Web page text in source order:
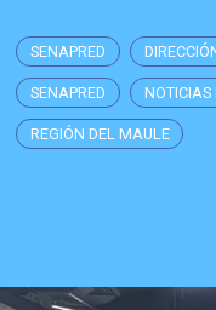
SENAPRED
SENAPRED NOTICIAS
REGIÓN DEL MAULE